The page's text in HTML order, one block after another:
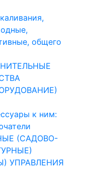
общего
к ним:
(САДОВО-
УПРАВЛЕНИЯ